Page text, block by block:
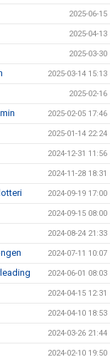
2025-06-15
2025-04-13
2025-03-30
2025-03-14 15:13
2025-02-16
2025-02-05 17:46
2025-01-14 22:24
2024-12-31 11:56
2024-11-28 18:31
2024-09-19 17:00
2024-09-15 08:00
2024-08-24 21:33
2024-07-11 10:07
2024-06-01 08:03
2024-04-15 12:31
2024-04-10 18:53
2024-03-26 21:44
2024-02-10 19:50